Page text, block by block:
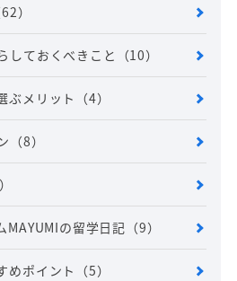
62）
しておくべきこと （10）
ぶメリット （4）
（8）
MAYUMIの留学日記 （9）
めポイント （5）